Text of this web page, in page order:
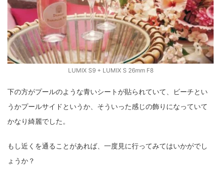
LUMIX S9 + LUMIX S 26mm F8
下の方がプールのような青いシートが貼られていて、ビーチとい
うかプールサイドというか、そういった感じの飾りになっていて
かなり綺麗でした。
もし近くを通ることがあれば、一度見に行ってみてはいかがでし
ょうか？